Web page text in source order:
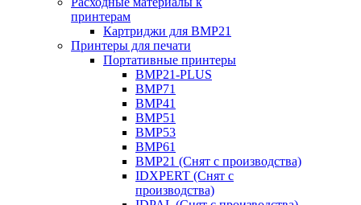
принтерам
Картриджи для BMP21
Принтеры для печати
Портативные принтеры
BMP21-PLUS
BMP71
BMP41
BMP51
BMP53
BMP61
BMP21 (Снят с производства)
IDXPERT (Снят с
производства)